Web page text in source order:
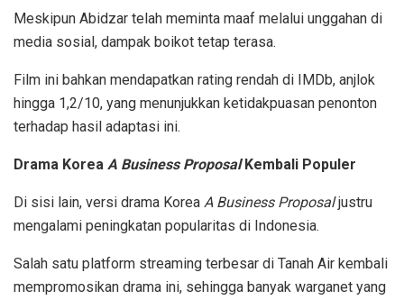
Meskipun Abidzar telah meminta maaf melalui unggahan di
media sosial, dampak boikot tetap terasa.
Film ini bahkan mendapatkan rating rendah di IMDb, anjlok
hingga 1,2/10, yang menunjukkan ketidakpuasan penonton
terhadap hasil adaptasi ini.
Drama Korea A Business ProposalKembali Populer
Di sisi lain, versi drama Korea A Business Proposaljustru
mengalami peningkatan popularitas di Indonesia.
Salah satu platform streaming terbesar di Tanah Air kembali
mempromosikan drama ini, sehingga banyak warganet yang